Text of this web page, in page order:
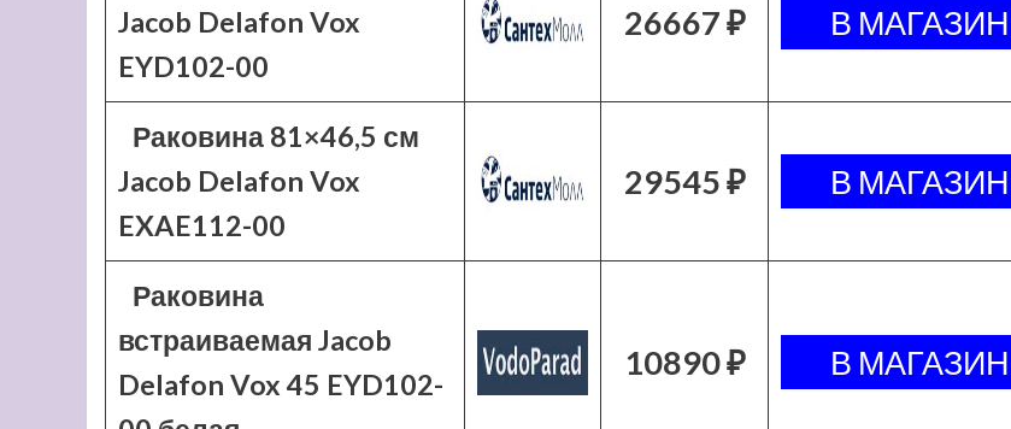
Jacob Delafon Vox
EYD102-00
26667 ₽
Раковина 81×46,5 см
Jacob Delafon Vox
EXAE112-00
29545 ₽
Раковина
встраиваемая Jacob
Delafon Vox 45 EYD102-
10890 ₽